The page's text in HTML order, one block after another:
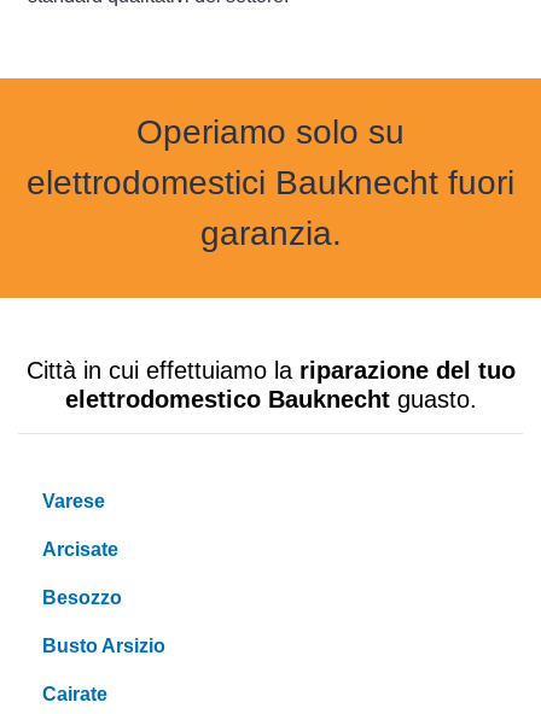
Operiamo solo su
elettrodomestici Bauknecht fuori
garanzia.
Città in cui effettuiamo la riparazione del tuo
elettrodomestico Bauknechtguasto.
Varese
Arcisate
Besozzo
Busto Arsizio
Cairate